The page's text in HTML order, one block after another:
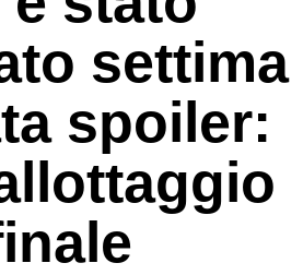
settima
spoiler: